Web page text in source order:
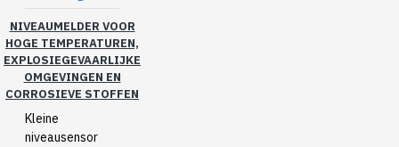
NIVEAUMELDER VOOR
HOGE TEMPERATUREN,
EXPLOSIEGEVAARLIJKE
OMGEVINGEN EN
CORROSIEVE STOFFEN
Kleine
niveausensor